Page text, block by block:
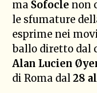
ma Sofocle non
le sfumature
esprime nei
ballo diretto dal
Alan Lucien
di Roma dal 28